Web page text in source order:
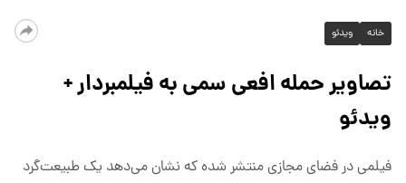
خانه ویدئو
تصاویر حمله افعی سمی به فیلمبردار +
ویدئو
فیلمی در فضای مجازی منتشر شده که نشان می‌دهد یک طبیعت‌گرد